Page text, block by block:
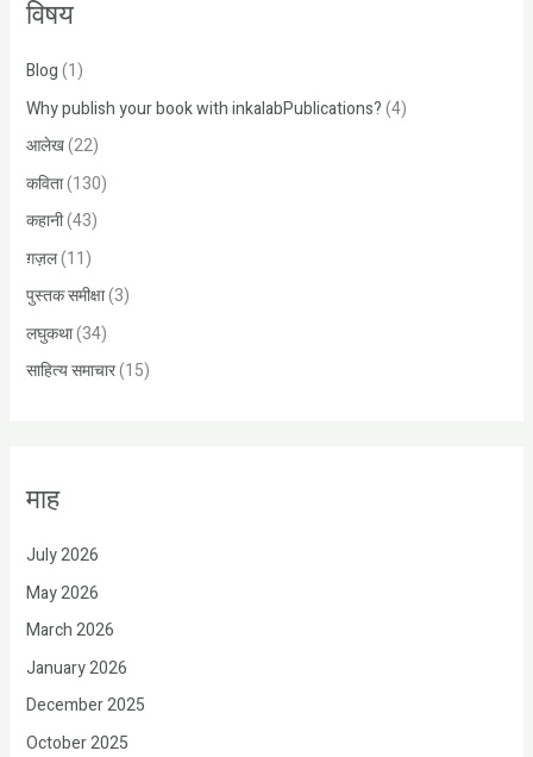
c
f
o
r
:
विषय
Blog(1)
Why publish your book with inkalabPublications?(4)
आलेख(22)
कविता(130)
कहानी(43)
ग़ज़ल(11)
पुस्तक समीक्षा(3)
लघुकथा(34)
साहित्य समाचार(15)
माह
July 2026
May 2026
March 2026
January 2026
December 2025
October 2025